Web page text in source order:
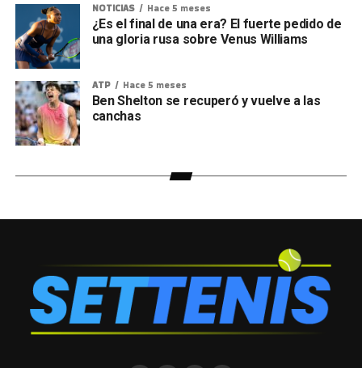
NOTICIAS Hace 5 meses
¿Es el final de una era? El fuerte pedido de
una gloria rusa sobre Venus Williams
ATP Hace 5 meses
Ben Shelton se recuperó y vuelve a las
canchas